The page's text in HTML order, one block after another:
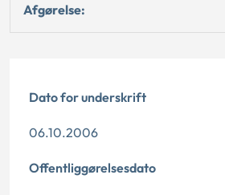
Afgørelse:
Dato for underskrift
06.10.2006
Offentliggørelsesdato